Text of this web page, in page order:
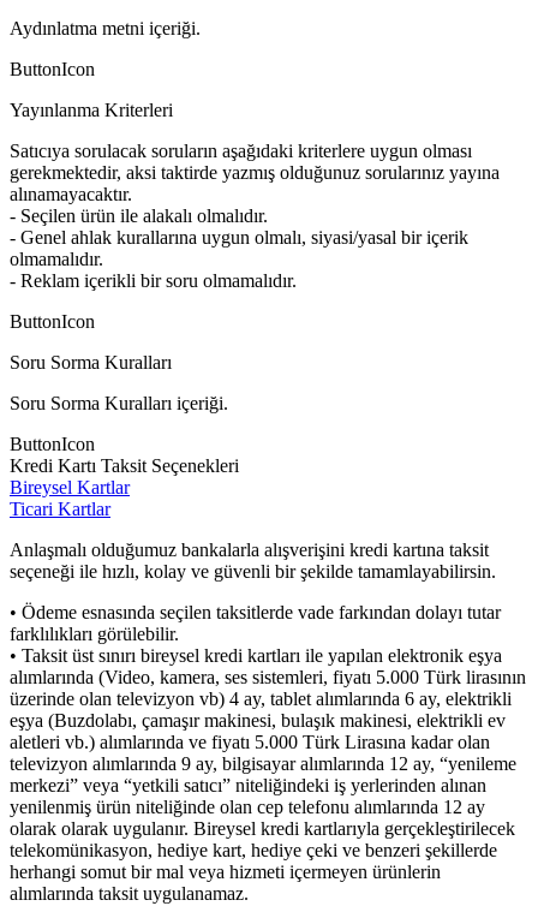
Aydınlatma metni içeriği.
ButtonIcon
Yayınlanma Kriterleri
Satıcıya sorulacak soruların aşağıdaki kriterlere uygun olması
gerekmektedir, aksi taktirde yazmış olduğunuz sorularınız yayına
alınamayacaktır.
- Seçilen ürün ile alakalı olmalıdır.
- Genel ahlak kurallarına uygun olmalı, siyasi/yasal bir içerik
olmamalıdır.
- Reklam içerikli bir soru olmamalıdır.
ButtonIcon
Soru Sorma Kuralları
Soru Sorma Kuralları içeriği.
ButtonIcon
Kredi Kartı Taksit Seçenekleri
Bireysel Kartlar
Ticari Kartlar
Anlaşmalı olduğumuz bankalarla alışverişini kredi kartına taksit
seçeneği ile hızlı, kolay ve güvenli bir şekilde tamamlayabilirsin.
• Ödeme esnasında seçilen taksitlerde vade farkından dolayı tutar
farklılıkları görülebilir.
• Taksit üst sınırı bireysel kredi kartları ile yapılan elektronik eşya
alımlarında (Video, kamera, ses sistemleri, fiyatı 5.000 Türk lirasının
üzerinde olan televizyon vb) 4 ay, tablet alımlarında 6 ay, elektrikli
eşya (Buzdolabı, çamaşır makinesi, bulaşık makinesi, elektrikli ev
aletleri vb.) alımlarında ve fiyatı 5.000 Türk Lirasına kadar olan
televizyon alımlarında 9 ay, bilgisayar alımlarında 12 ay, “yenileme
merkezi” veya “yetkili satıcı” niteliğindeki iş yerlerinden alınan
yenilenmiş ürün niteliğinde olan cep telefonu alımlarında 12 ay
olarak olarak uygulanır. Bireysel kredi kartlarıyla gerçekleştirilecek
telekomünikasyon, hediye kart, hediye çeki ve benzeri şekillerde
herhangi somut bir mal veya hizmeti içermeyen ürünlerin
alımlarında taksit uygulanamaz.